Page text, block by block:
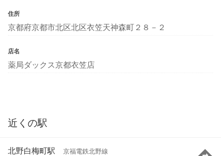
住所
京都府京都市北区北区衣笠天神森町２８－２
店名
薬局ダックス京都衣笠店
近くの駅
北野白梅町駅 京福電鉄北野線